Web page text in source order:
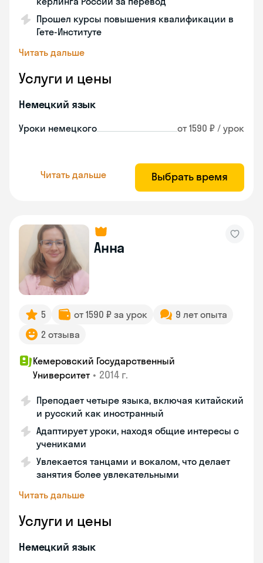
Прошел курсы повышения квалификации в
Гете-Институте
Читать дальше
Услуги и цены
Немецкий язык
Уроки немецкого от 1590 ₽ / урок
Читать дальше Выбрать время
Анна
5 от 1590 ₽ за урок
9 лет опыта
2 отзыва
Кемеровский Государственный
Университет • 2014 г.
Преподает четыре языка, включая китайский
и русский как иностранный
Адаптирует уроки, находя общие интересы с
учениками
Увлекается танцами и вокалом, что делает
занятия более увлекательными
Читать дальше
Услуги и цены
Немецкий язык